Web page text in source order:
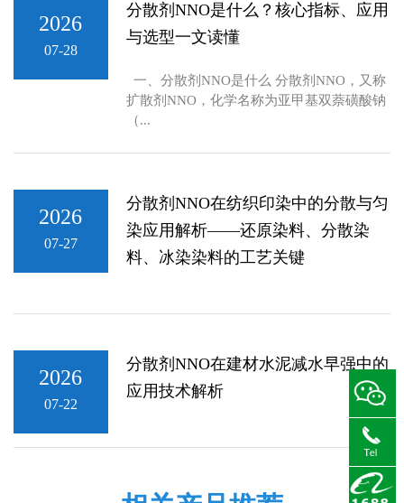
2026
07-28
分散剂NNO是什么？核心指标、应用
与选型一文读懂
一、分散剂NNO是什么 分散剂NNO，又称
扩散剂NNO，化学名称为亚甲基双萘磺酸钠
（...
2026
07-27
分散剂NNO在纺织印染中的分散与匀
染应用解析——还原染料、分散染
料、冰染染料的工艺关键
2026
07-22
分散剂NNO在建材水泥减水早强中的
应用技术解析